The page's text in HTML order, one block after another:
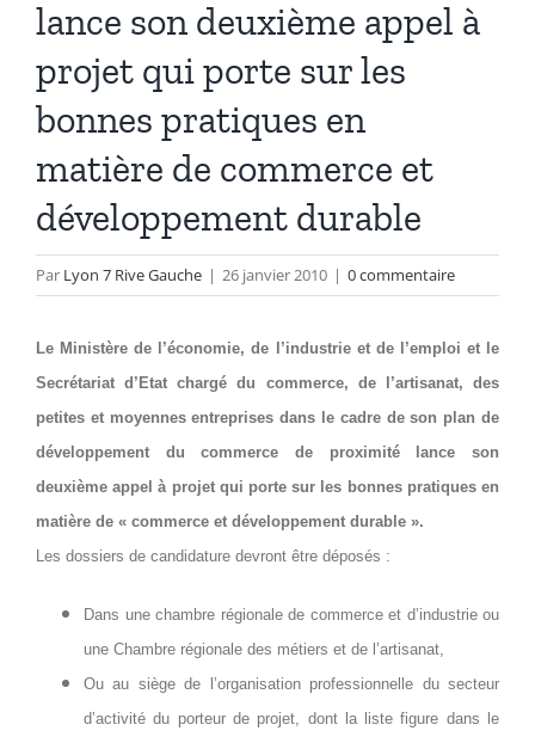
lance son deuxième appel à
projet qui porte sur les
bonnes pratiques en
matière de commerce et
développement durable
Par Lyon 7 Rive Gauche | 26 janvier 2010 | 0 commentaire
Le Ministère de l’économie, de l’industrie et de l’emploi et le
Secrétariat d’Etat chargé du commerce, de l’artisanat, des
petites et moyennes entreprises dans le cadre de son plan de
développement du commerce de proximité lance son
deuxième appel à projet qui porte sur les bonnes pratiques en
matière de « commerce et développement durable ».
Les dossiers de candidature devront être déposés :
Dans une chambre régionale de commerce et d’industrie ou
une Chambre régionale des métiers et de l’artisanat,
Ou au siège de l’organisation professionnelle du secteur
d’activité du porteur de projet, dont la liste figure dans le